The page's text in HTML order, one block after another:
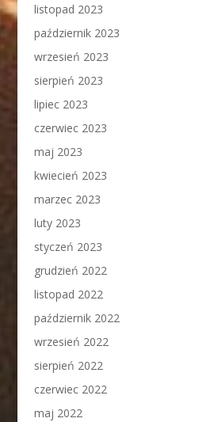
listopad 2023
październik 2023
wrzesień 2023
sierpień 2023
lipiec 2023
czerwiec 2023
maj 2023
kwiecień 2023
marzec 2023
luty 2023
styczeń 2023
grudzień 2022
listopad 2022
październik 2022
wrzesień 2022
sierpień 2022
czerwiec 2022
maj 2022